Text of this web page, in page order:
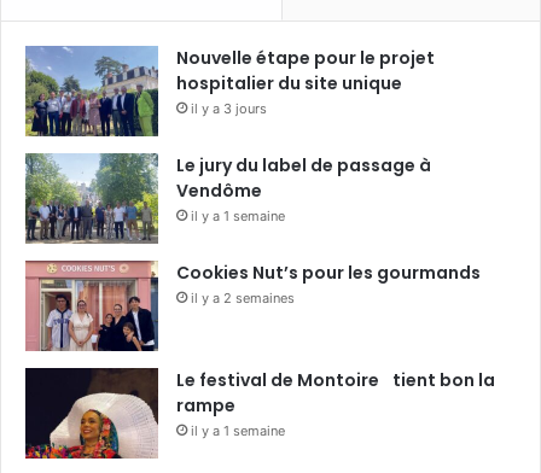
Nouvelle étape pour le projet
hospitalier du site unique
il y a 3 jours
Le jury du label de passage à
Vendôme
il y a 1 semaine
Cookies Nut’s pour les gourmands
il y a 2 semaines
Le festival de Montoire tient bon la
rampe
il y a 1 semaine